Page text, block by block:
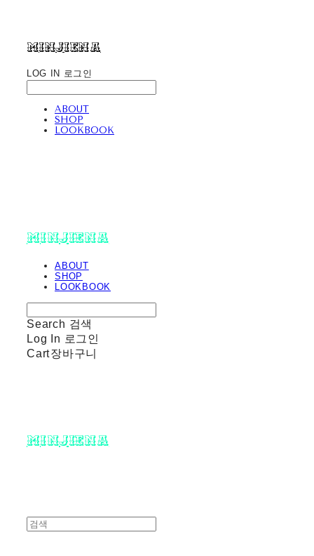
minjiena
LOG IN 로그인
ABOUT
SHOP
LOOKBOOK
minjiena
ABOUT
SHOP
LOOKBOOK
Search 검색
Log In 로그인
Cart장바구니
minjiena